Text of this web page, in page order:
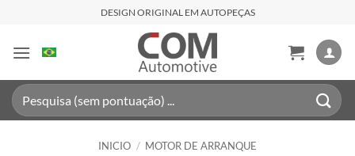
contenido
DESIGN ORIGINAL EM AUTOPEÇAS
Buscar
por:
INICIO / MOTOR DE ARRANQUE